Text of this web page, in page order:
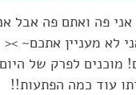
פה ואתם פה אבל
לא מעניין אתכם~ ><
מוכנים לפרק של
עוד כמה הפתעות!!